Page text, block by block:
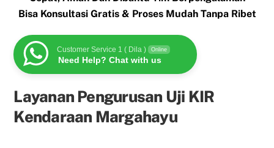
Bisa Konsultasi Gratis & Proses Mudah Tanpa Ribet
Customer Service 1 ( Dila ) Online
Need Help? Chat with us
Layanan Pengurusan Uji KIR
Kendaraan Margahayu